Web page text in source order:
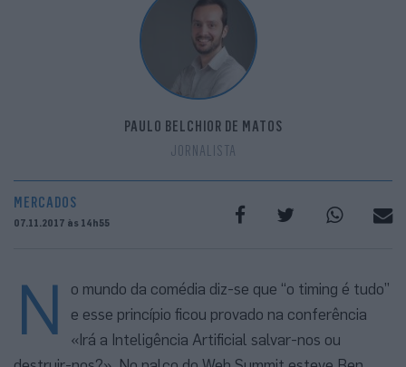
PAULO BELCHIOR DE MATOS
JORNALISTA
MERCADOS
07.11.2017 às 14h55
N
o mundo da comédia diz-se que “o timing é tudo”
e esse princípio ficou provado na conferência
«Irá a Inteligência Artificial salvar-nos ou